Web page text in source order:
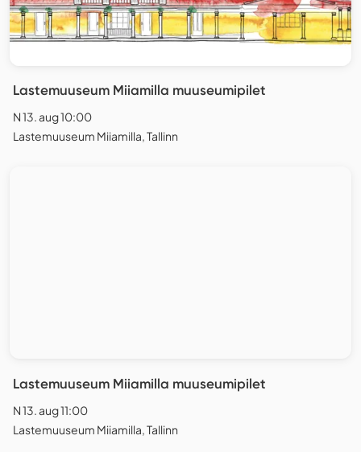
Lastemuuseum Miiamilla muuseumipilet
N 13. aug 10:00
Lastemuuseum Miiamilla, Tallinn
Lastemuuseum Miiamilla muuseumipilet
N 13. aug 11:00
Lastemuuseum Miiamilla, Tallinn